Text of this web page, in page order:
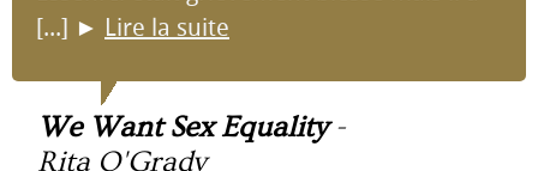
[...] ► Lire la suite
We Want Sex Equality-
Rita O'Grady